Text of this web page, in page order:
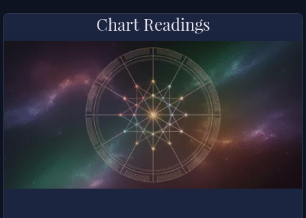
Chart Readings